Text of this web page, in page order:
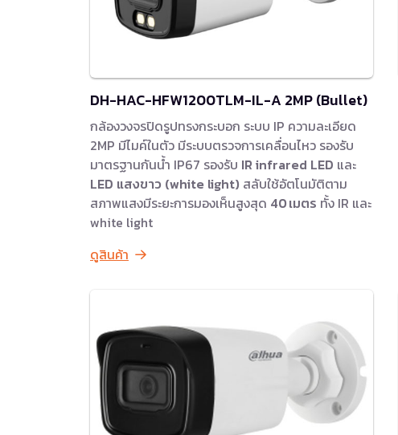
DH-HAC-HFW1200TLM-IL-A 2MP (Bullet)
กล้องวงจรปิดรูปทรงกระบอก ระบบ IP ความละเอียด
2MP มีไมค์ในตัว มีระบบตรวจการเคลื่อนไหว รองรับ
มาตรฐานกันน้ำ IP67 รองรับ IR infrared LED และ
LED แสงขาว (white light) สลับใช้อัตโนมัติตาม
สภาพแสงมีระยะการมองเห็นสูงสุด 40 เมตร ทั้ง IR และ
white light
ดูสินค้า